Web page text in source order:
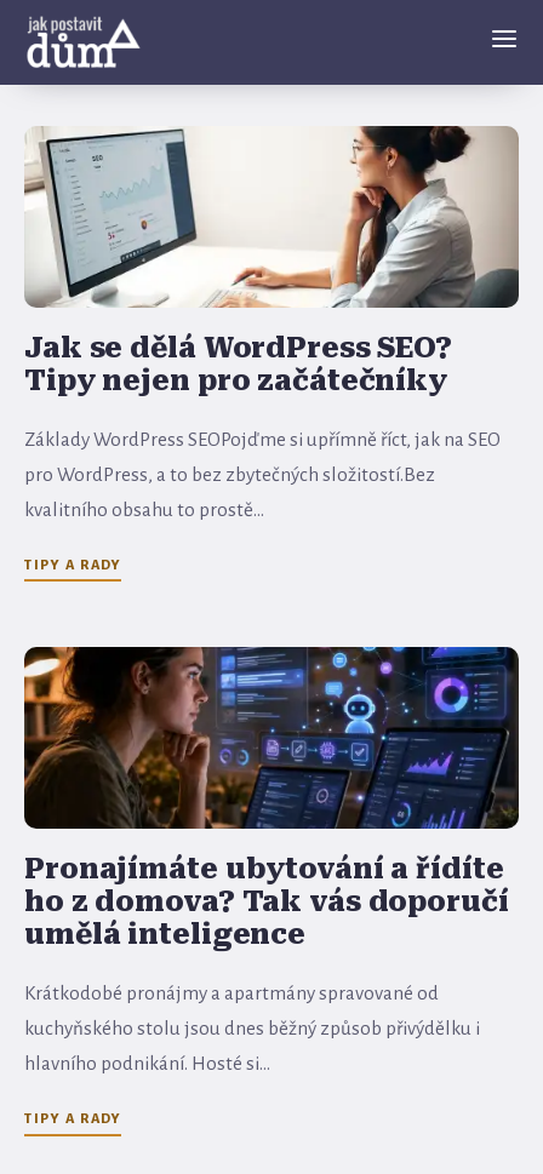
Jak se dělá WordPress SEO?
Tipy nejen pro začátečníky
Základy WordPress SEOPojďme si upřímně říct, jak na SEO
pro WordPress, a to bez zbytečných složitostí.Bez
kvalitního obsahu to prostě...
TIPY A RADY
Pronajímáte ubytování a řídíte
ho z domova? Tak vás doporučí
umělá inteligence
Krátkodobé pronájmy a apartmány spravované od
kuchyňského stolu jsou dnes běžný způsob přivýdělku i
hlavního podnikání. Hosté si...
TIPY A RADY